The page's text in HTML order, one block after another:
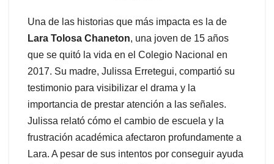
Una de las historias que más impacta es la de
Lara Tolosa Chaneton, una joven de 15 años
que se quitó la vida en el Colegio Nacional en
2017. Su madre, Julissa Erretegui, compartió su
testimonio para visibilizar el drama y la
importancia de prestar atención a las señales.
Julissa relató cómo el cambio de escuela y la
frustración académica afectaron profundamente a
Lara. A pesar de sus intentos por conseguir ayuda